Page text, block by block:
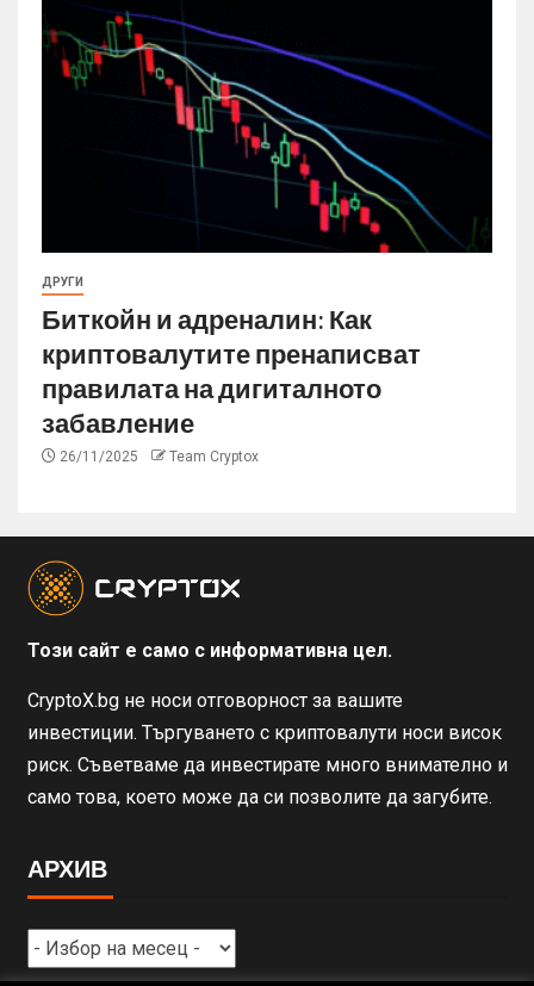
ДРУГИ
Биткойн и адреналин: Как
криптовалутите пренаписват
правилата на дигиталното
забавление
26/11/2025 Team Cryptox
Този сайт е само с информативна цел.
CryptoX.bg не носи отговорност за вашите
инвестиции. Търгуването с криптовалути носи висок
риск. Съветваме да инвестирате много внимателно и
само това, което може да си позволите да загубите.
АРХИВ